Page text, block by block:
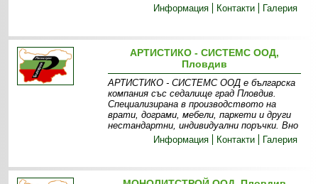
Информация
Контакти Галерия
АРТИСТИКО - СИСТЕМС ООД,
Пловдив
АРТИСТИКО - СИСТЕМС ООД е българска
компания със седалище град Пловдив.
Специализирана в производството на
врати, дограми, мебели, паркети и други
нестандартни, индивидуални поръчки. Вно
Информация
Контакти Галерия